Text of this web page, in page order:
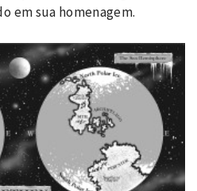
em sua homenagem.